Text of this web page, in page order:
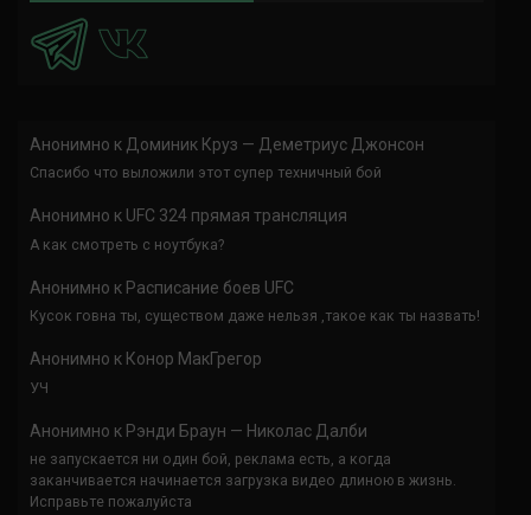
Анонимно к Доминик Круз — Деметриус Джонсон
Спасибо что выложили этот супер техничный бой
Анонимно к UFC 324 прямая трансляция
А как смотреть с ноутбука?
Анонимно к Расписание боев UFC
Кусок говна ты, существом даже нельзя ,такое как ты назвать!
Анонимно к Конор МакГрегор
УЧ
Анонимно к Рэнди Браун — Николас Далби
не запускается ни один бой, реклама есть, а когда
заканчивается начинается загрузка видео длиною в жизнь.
Исправьте пожалуйста